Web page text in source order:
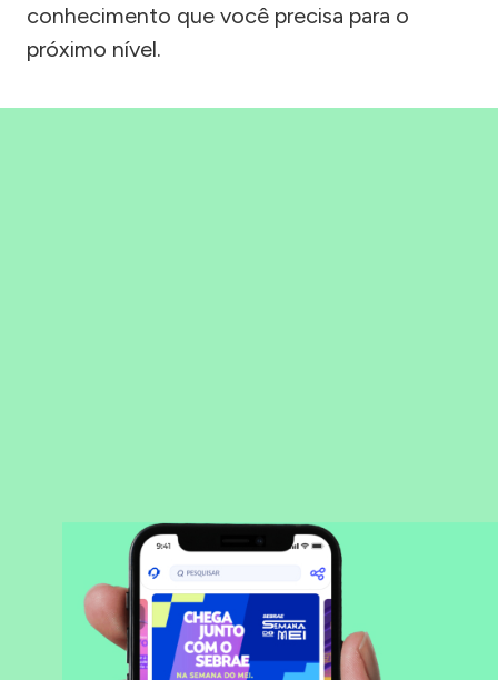
conhecimento que você precisa para o
próximo nível.